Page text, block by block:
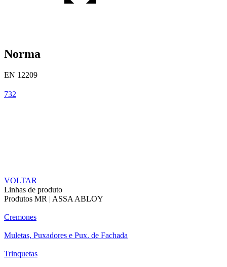
Norma
EN 12209
732
VOLTAR
Linhas de produto
Produtos MR | ASSA ABLOY
Cremones
Muletas, Puxadores e Pux. de Fachada
Trinquetas